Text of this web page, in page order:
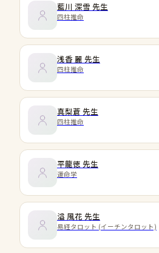
藍川 深雪 先生
四柱推命
浅香 麗 先生
四柱推命
真梨蒼 先生
四柱推命
平龍徳 先生
運命学
溢 風花 先生
易経タロット (イーチンタロット)